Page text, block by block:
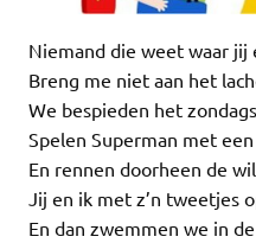
Niemand die weet waar jij
Breng me niet aan het
We bespieden het
Spelen Superman met
En rennen doorheen de
Jij en ik met z’n tweetjes
En dan zwemmen we in